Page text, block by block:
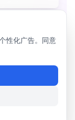
性化广告。同意